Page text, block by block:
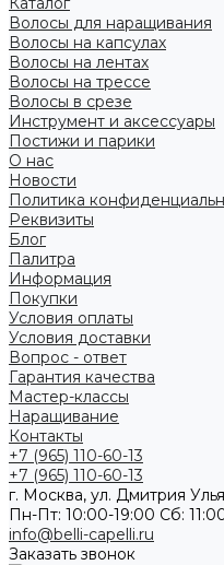
Волосы для наращивания
Волосы на капсулах
Волосы на лентах
Волосы на трессе
Волосы в срезе
Инструмент и аксессуары
Постижи и парики
О нас
Новости
Политика
Реквизиты
Блог
Палитра
Информация
Покупки
Условия оплаты
Условия доставки
Вопрос - ответ
Гарантия качества
Мастер-классы
Наращивание
Контакты
+7 (965) 110-60-13
+7 (965) 110-60-13
г. Москва, ул. Дмитрия
Пн-Пт: 10:00-19:00 Cб:
info@belli-capelli.ru
Заказать звонок